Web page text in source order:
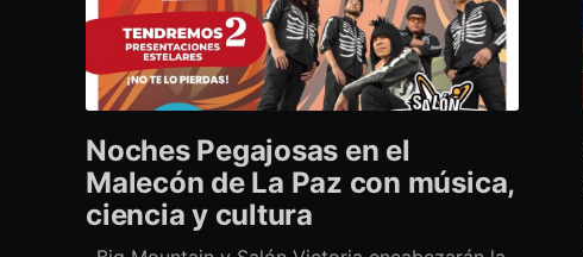
Noches Pegajosas en el
Malecón de La Paz con música,
ciencia y cultura